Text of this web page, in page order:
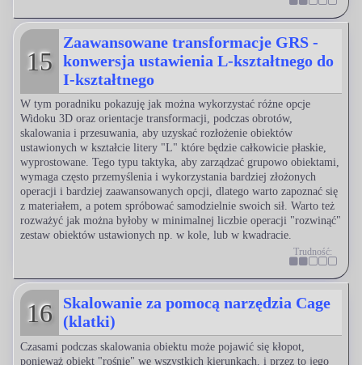
15
Trudność:
Zaawansowane transformacje GRS -
konwersja ustawienia L-kształtnego do
I-kształtnego
W tym poradniku pokazuję jak można wykorzystać różne opcje
Widoku 3D oraz orientacje transformacji, podczas obrotów,
skalowania i przesuwania, aby uzyskać rozłożenie obiektów
ustawionych w kształcie litery "L" które będzie całkowicie płaskie,
wyprostowane. Tego typu taktyka, aby zarządzać grupowo obiektami,
wymaga często przemyślenia i wykorzystania bardziej złożonych
operacji i bardziej zaawansowanych opcji, dlatego warto zapoznać się
z materiałem, a potem spróbować samodzielnie swoich sił. Warto też
rozważyć jak można byłoby w minimalnej liczbie operacji "rozwinąć"
zestaw obiektów ustawionych np. w kole, lub w kwadracie.
16
Skalowanie za pomocą narzędzia Cage
(klatki)
Czasami podczas skalowania obiektu może pojawić się kłopot,
ponieważ obiekt "rośnie" we wszystkich kierunkach, i przez to jego